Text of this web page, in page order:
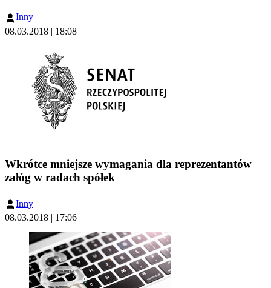
Inny
08.03.2018 | 18:08
Wkrótce mniejsze wymagania dla reprezentantów
załóg w radach spółek
Inny
08.03.2018 | 17:06